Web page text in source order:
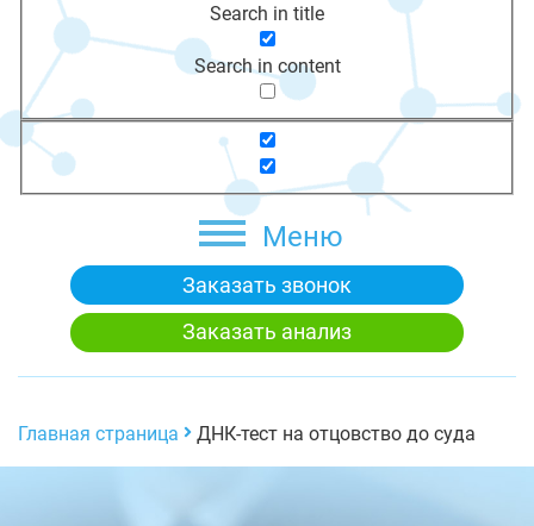
Search in title
Search in content
Меню
Заказать звонок
Заказать анализ
Главная страница ДНК-тест на отцовство до суда